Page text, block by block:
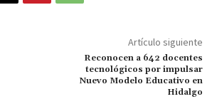
Artículo siguiente
Reconocen a 642 docentes
tecnológicos por impulsar
Nuevo Modelo Educativo en
Hidalgo